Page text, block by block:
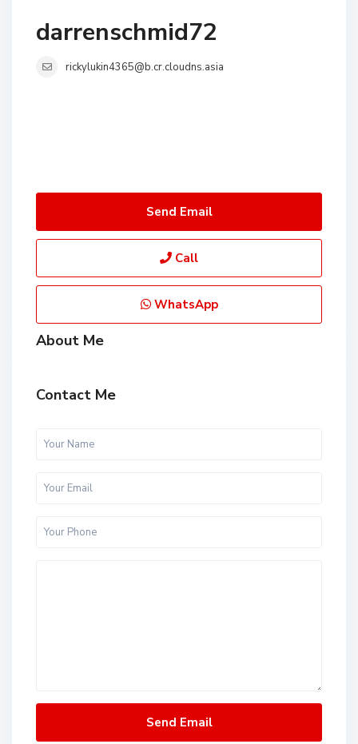
darrenschmid72
rickylukin4365@b.cr.cloudns.asia
Send Email
Call
WhatsApp
About Me
Contact Me